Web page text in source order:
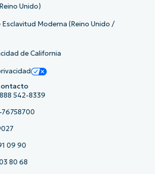
Unido)
Moderna (Reino Unido /
de California
542-8339
09 90
80 68